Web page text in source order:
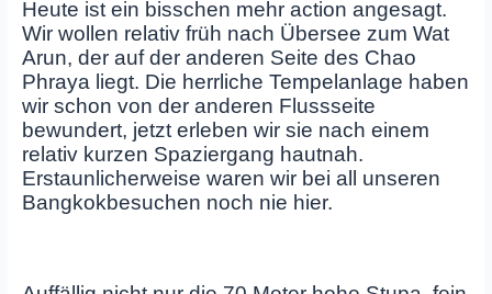
Heute ist ein bisschen mehr action angesagt.
Wir wollen relativ früh nach Übersee zum Wat
Arun, der auf der anderen Seite des Chao
Phraya liegt. Die herrliche Tempelanlage haben
wir schon von der anderen Flussseite
bewundert, jetzt erleben wir sie nach einem
relativ kurzen Spaziergang hautnah.
Erstaunlicherweise waren wir bei all unseren
Bangkokbesuchen noch nie hier.